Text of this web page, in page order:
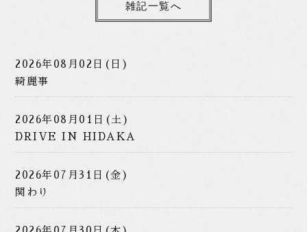
雑記一覧へ
2026年08月02日(日)
綺麗事
2026年08月01日(土)
DRIVE IN HIDAKA
2026年07月31日(金)
関わり